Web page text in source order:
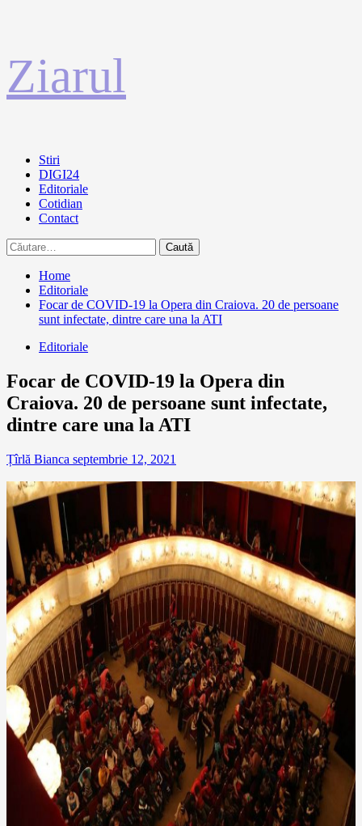
la
conținut
Ziarul
Primary
Menu
Stiri
DIGI24
Editoriale
Cotidian
Contact
Caută
după:
Home
Editoriale
Focar de COVID-19 la Opera din Craiova. 20 de persoane
sunt infectate, dintre care una la ATI
Editoriale
Focar de COVID-19 la Opera din
Craiova. 20 de persoane sunt infectate,
dintre care una la ATI
Țîrlă Bianca septembrie 12, 2021